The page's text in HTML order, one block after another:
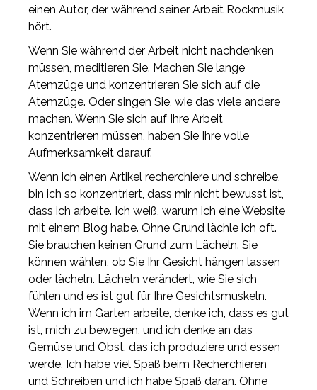
einen Autor, der während seiner Arbeit Rockmusik
hört.
Wenn Sie während der Arbeit nicht nachdenken
müssen, meditieren Sie. Machen Sie lange
Atemzüge und konzentrieren Sie sich auf die
Atemzüge. Oder singen Sie, wie das viele andere
machen. Wenn Sie sich auf Ihre Arbeit
konzentrieren müssen, haben Sie Ihre volle
Aufmerksamkeit darauf.
Wenn ich einen Artikel recherchiere und schreibe,
bin ich so konzentriert, dass mir nicht bewusst ist,
dass ich arbeite. Ich weiß, warum ich eine Website
mit einem Blog habe. Ohne Grund lächle ich oft.
Sie brauchen keinen Grund zum Lächeln. Sie
können wählen, ob Sie Ihr Gesicht hängen lassen
oder lächeln. Lächeln verändert, wie Sie sich
fühlen und es ist gut für Ihre Gesichtsmuskeln.
Wenn ich im Garten arbeite, denke ich, dass es gut
ist, mich zu bewegen, und ich denke an das
Gemüse und Obst, das ich produziere und essen
werde. Ich habe viel Spaß beim Recherchieren
und Schreiben und ich habe Spaß daran. Ohne